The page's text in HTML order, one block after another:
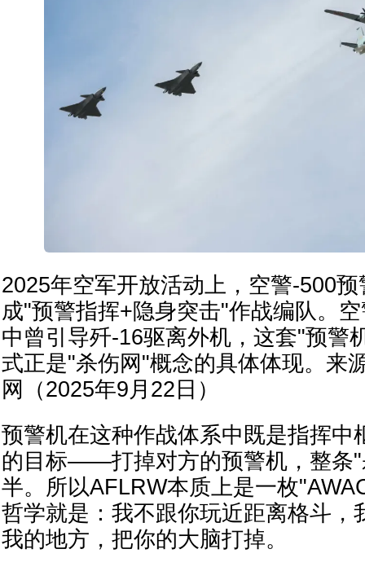
2025年空军开放活动上，空警-500
成"预警指挥+隐身突击"作战编队。
中曾引导歼-16驱离外机，这套"预警
式正是"杀伤网"概念的具体体现。来
网（2025年9月22日）
预警机在这种作战体系中既是指挥中
的目标——打掉对方的预警机，整条"
半。所以AFLRW本质上是一枚
哲学就是：我不跟你玩近距离格斗，
我的地方，把你的大脑打掉。